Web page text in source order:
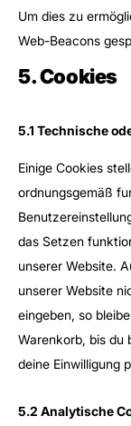
Um dies zu
Web-Beacons
5. Cookies
5.1 Technische
Einige Cookies
ordnungsgemäß
das Setzen
unserer Website.
unserer Website
eingeben, so
Warenkorb, bis du
deine Einwilligung
5.2 Analytische